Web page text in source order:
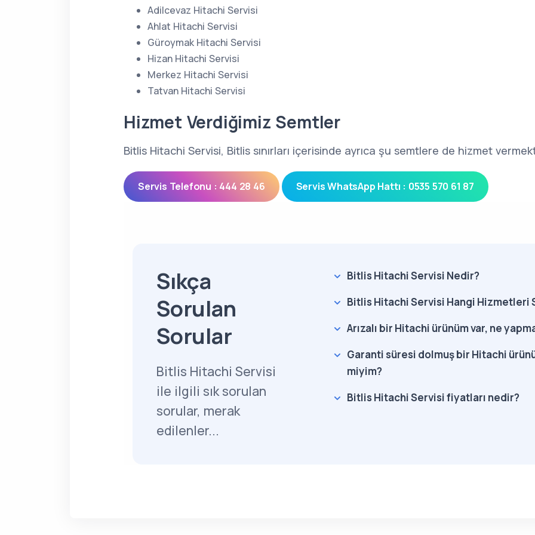
Adilcevaz Hitachi Servisi
Ahlat Hitachi Servisi
Güroymak Hitachi Servisi
Hizan Hitachi Servisi
Merkez Hitachi Servisi
Tatvan Hitachi Servisi
Hizmet Verdiğimiz Semtler
Bitlis Hitachi Servisi, Bitlis sınırları içerisinde ayrıca şu semtlere de hizmet
Servis Telefonu : 444 28 46 Servis WhatsApp Hattı : 0535 570 61 87
Sıkça
Sorulan
Sorular
Bitlis Hitachi Servisi
ile ilgili sık sorulan
sorular, merak
edilenler...
Bitlis Hitachi Servisi Nedir?
Bitlis Hitachi Servisi Hangi Hizmetleri
Arızalı bir Hitachi ürünüm var, ne
Garanti süresi dolmuş bir Hitachi
miyim?
Bitlis Hitachi Servisi fiyatları nedir?